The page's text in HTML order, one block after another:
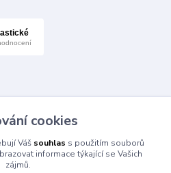
hod
cookies
Váš souhlas s použitím souborů
informace týkající se Vašich
zájmů.